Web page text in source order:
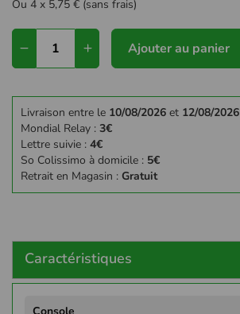
Ou 4 x 5,75 € (sans frais)
Ajouter au panier
Livraison entre le 10/08/2026 et 12/08/2026
Mondial Relay : 3€
Lettre suivie : 4€
So Colissimo à domicile : 5€
Retrait en Magasin : Gratuit
Caractéristiques